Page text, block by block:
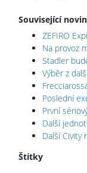
Související
ZEFIRO
Na provoz
Stadler
Výběr z
Poslední
První
Další
Další Civity
Štítky